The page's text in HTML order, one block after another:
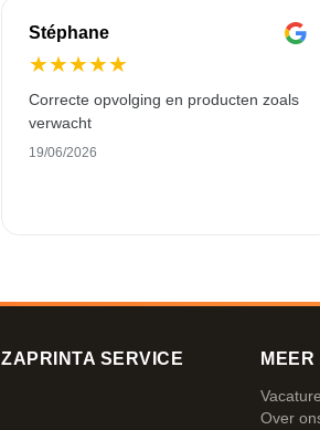
Stéphane
★★★★★
Correcte opvolging en producten zoals
verwacht
19/06/2026
ZAPRINTA SERVICE
Over